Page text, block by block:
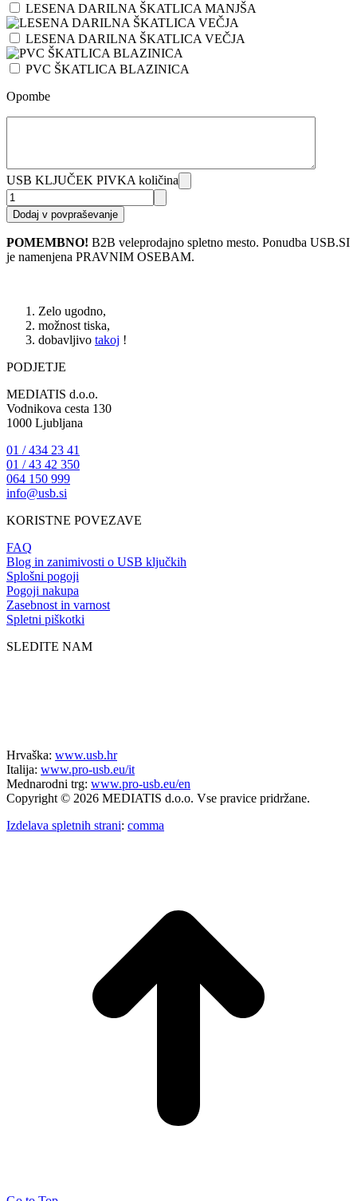
LESENA DARILNA ŠKATLICA MANJŠA
LESENA DARILNA ŠKATLICA VEČJA
PVC ŠKATLICA BLAZINICA
Opombe
USB KLJUČEK PIVKA količina
Dodaj v povpraševanje
POMEMBNO! B2B veleprodajno spletno mesto. Ponudba USB.SI
je namenjena PRAVNIM OSEBAM.
Zelo ugodno,
možnost tiska,
dobavljivo takoj !
PODJETJE
MEDIATIS d.o.o.
Vodnikova cesta 130
1000 Ljubljana
01 / 434 23 41
01 / 43 42 350
064 150 999
info@usb.si
KORISTNE POVEZAVE
FAQ
Blog in zanimivosti o USB ključkih
Splošni pogoji
Pogoji nakupa
Zasebnost in varnost
Spletni piškotki
SLEDITE NAM
Hrvaška: www.usb.hr
Italija: www.pro-usb.eu/it
Mednarodni trg: www.pro-usb.eu/en
Copyright © 2026 MEDIATIS d.o.o. Vse pravice pridržane.
Izdelava spletnih strani: comma